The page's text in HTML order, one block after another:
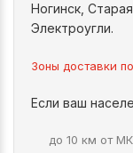
Ногинск,
Электроугли.
Зоны доставки
Если ваш
до 10 км от